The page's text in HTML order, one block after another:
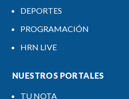
DEPORTES
PROGRAMACIÓN
HRN LIVE
NUESTROS PORTALES
TU NOTA